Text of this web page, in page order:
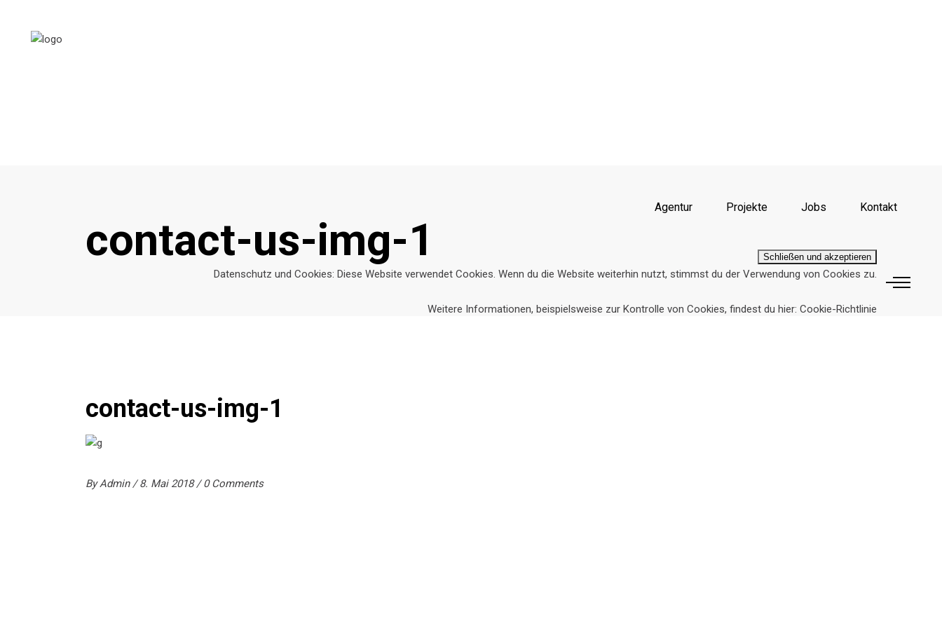
Agentur Projekte Jobs Kontakt
Datenschutz und Cookies: Diese Website verwendet Cookies. Wenn du die Website weiterhin nutzt, stimmst du der Verwendung von Cookies zu.
Weitere Informationen, beispielsweise zur Kontrolle von Cookies, findest du hier: Cookie-Richtlinie
contact-us-img-1
contact-us-img-1
ByAdmin 8. Mai 2018 0 Comments